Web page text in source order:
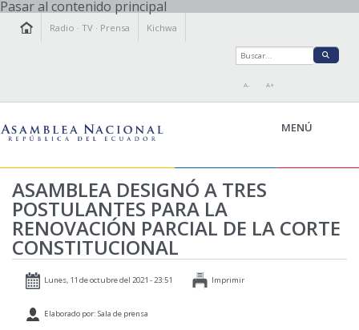
Pasar al contenido principal
Radio ·TV · Prensa Kichwa
A- A+
MENÚ
LA ASAMBLEA
LEGISLAMOS
FISCALIZAMOS
TRANSPARENCIA
PARTICIPACIÓN
ASAMBLEA DESIGNÓ A TRES
POSTULANTES PARA LA
RENOVACIÓN PARCIAL DE LA CORTE
CONSTITUCIONAL
Lunes, 11 de octubre del 2021 - 23:51 Imprimir
Elaborado por: Sala de prensa